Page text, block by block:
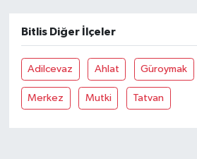
Bitlis Diğer İlçeler
Adilcevaz Ahlat Güroymak
Merkez Mutki Tatvan